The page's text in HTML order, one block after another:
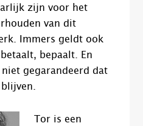
zijn voor het
van dit
Immers geldt ook
bepaalt. En
gegarandeerd dat
Tor is een